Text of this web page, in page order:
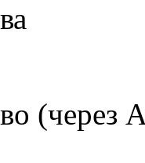
(через